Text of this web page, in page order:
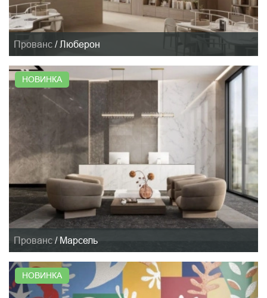
Прованс / Люберон
НОВИНКА
Прованс / Марсель
НОВИНКА